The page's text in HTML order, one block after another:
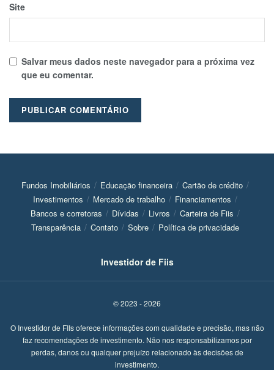
Site
Salvar meus dados neste navegador para a próxima vez
que eu comentar.
Fundos Imobiliários Educação financeira
Cartão de crédito
Investimentos
Mercado de trabalho
Financiamentos
Bancos e corretoras
Dívidas Livros
Carteira de Fiis
Transparência
Contato Sobre Política de privacidade
Investidor de Fiis
© 2023 - 2026
O Investidor de FIIs oferece informações com qualidade e precisão, mas não
faz recomendações de investimento. Não nos responsabilizamos por
perdas, danos ou qualquer prejuízo relacionado às decisões de
investimento.